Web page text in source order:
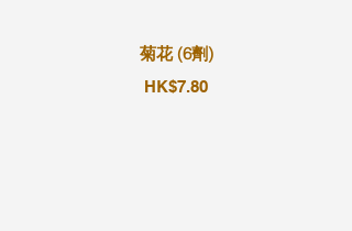
菊花 (6劑)
HK$7.80